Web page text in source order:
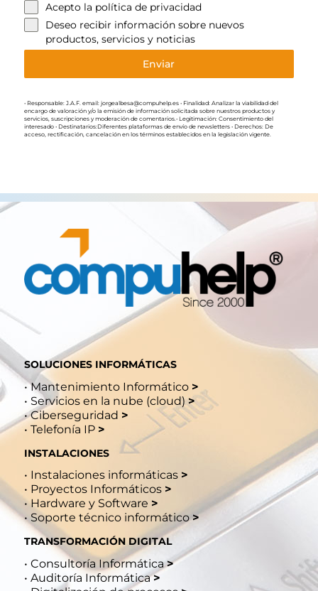
Acepto la política de privacidad
Deseo recibir información sobre nuevos
productos, servicios y noticias
Enviar
• Responsable: J.A.F. email: jorgealbesa@compuhelp.es • Finalidad: Analizar la viabilidad del
encargo de valoración y/o la emisión de información solicitada sobre nuestros productos y
servicios, suscripciones y moderación de comentarios.• Legitimación: Consentimiento del
interesado • Destinatarios:Diferentes plataformas de envío de newsletters • Derechos: De
acceso, rectificación, cancelación en los términos establecidos en la legislación vigente.
SOLUCIONES INFORMÁTICAS
•Mantenimiento Informático >
• Servicios en la nube (cloud) >
•Ciberseguridad >
• Telefonía IP >
INSTALACIONES
• Instalaciones informáticas >
• Proyectos Informáticos >
•Hardware y Software >
• Soporte técnico informático >
TRANSFORMACIÓN DIGITAL
• Consultoría Informática >
• Auditoría Informática >